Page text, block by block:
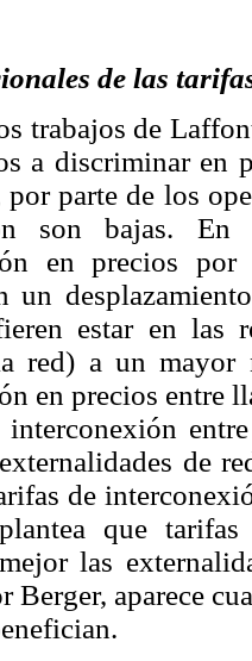
de las
trabajos de
a discriminar en
por parte de los
son bajas.
en precios por
un
estar en las
red) a un mayor
en precios entre
de
de
que
las
Berger, aparece